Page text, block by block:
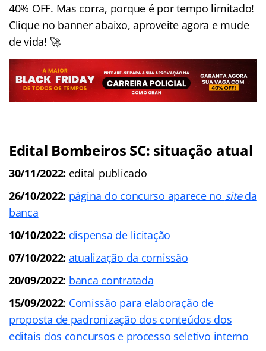
40% OFF. Mas corra, porque é por tempo limitado!
Clique no banner abaixo, aproveite agora e mude
de vida! 🚀
Edital Bombeiros SC: situação atual
30/11/2022: edital publicado
26/10/2022: página do concurso aparece no siteda
banca
10/10/2022: dispensa de licitação
07/10/2022: atualização da comissão
20/09/2022: banca contratada
15/09/2022: Comissão para elaboração de
proposta de padronização dos conteúdos dos
editais dos concursos e processo seletivo interno